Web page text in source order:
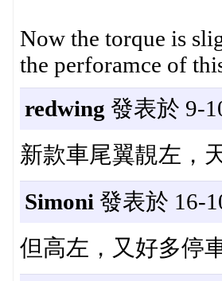
Now the torque is
the perforamce of
redwing 發表於 9-
新款車尾翼靚左，
Simoni 發表於 16-
但高左，又好多停